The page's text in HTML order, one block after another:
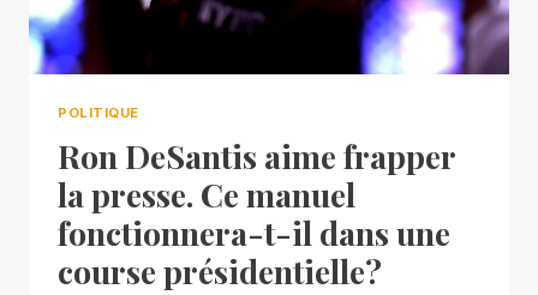
POLITIQUE
Ron DeSantis aime frapper
la presse. Ce manuel
fonctionnera-t-il dans une
course présidentielle?